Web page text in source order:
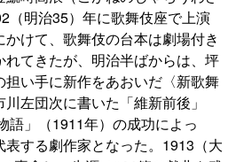
（明治35）年に歌舞伎座で上演
けて、歌舞伎の台本は劇場付き
てきたが、明治半ばからは、坪
い手に新作をあおいだ〈新歌舞
左団次に書いた「維新前後」
語」（1911年）の成功によっ
する劇作家となった。1913（大